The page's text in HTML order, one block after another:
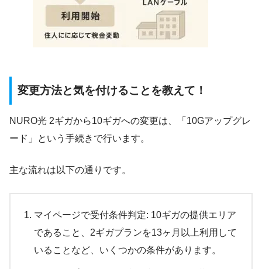
変更方法と気を付けることを教えて！
NURO光 2ギガから10ギガへの変更は、「10Gアップグレ
ード」という手続きで行います。
主な流れは以下の通りです。
マイページで受付条件判定: 10ギガの提供エリア
であること、2ギガプランを13ヶ月以上利用して
いることなど、いくつかの条件があります。